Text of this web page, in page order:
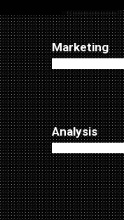
Marketing
Analysis